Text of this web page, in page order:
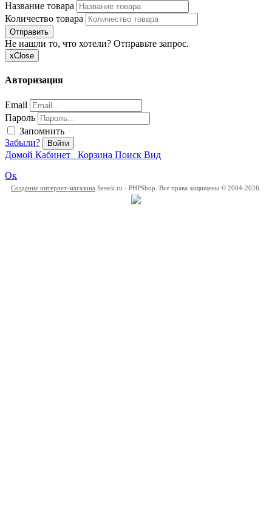
Название товара
Количество товара
Отправить
Не нашли то, что хотели? Отправьте запрос.
xClose
Авторизация
Email
Пароль
Запомнить
Забыли?
Войти
Домой Кабинет Корзина Поиск Вид
Ок
Создание интернет-магазина Sestek.ru - PHPShop. Все права защищены © 2004-2026.